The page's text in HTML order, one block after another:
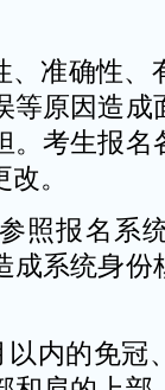
准确性、
等原因造成
。考生报名
。
照报名系
成系统身份
内的免冠